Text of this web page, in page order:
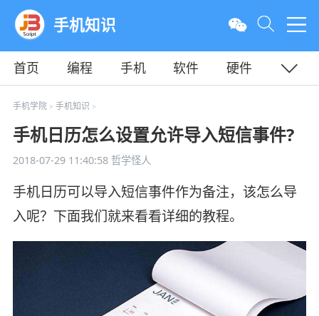
手机知识
首页 编程 手机 软件
硬件
教程
平面
手机学院> 手机知识 >
手机日历怎么设置允许导入短信事件?
2018-07-29 11:40:58哲学怪人
手机日历可以导入短信事件作为备注，该怎么导
入呢？下面我们就来看看详细的教程。